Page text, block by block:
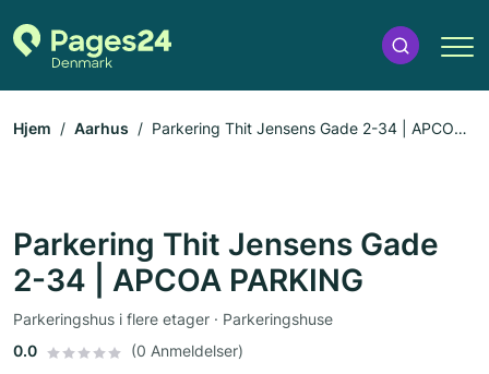
Hjem Aarhus
Parkering Thit Jensens Gade 2-34 | APCOA
Parkering Thit Jensens Gade
2-34 | APCOA PARKING
Parkeringshus i flere etager · Parkeringshuse
0.0
(0 Anmeldelser)